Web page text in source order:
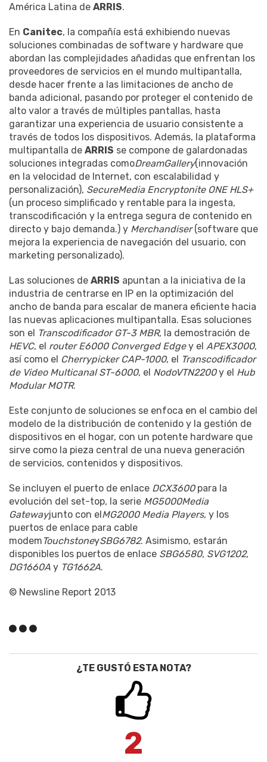
América Latina de ARRIS.
En Canitec, la compañía está exhibiendo nuevas
soluciones combinadas de software y hardware que
abordan las complejidades añadidas que enfrentan los
proveedores de servicios en el mundo multipantalla,
desde hacer frente a las limitaciones de ancho de
banda adicional, pasando por proteger el contenido de
alto valor a través de múltiples pantallas, hasta
garantizar una experiencia de usuario consistente a
través de todos los dispositivos. Además, la plataforma
multipantalla de ARRIS se compone de galardonadas
soluciones integradas comoDreamGallery(innovación
en la velocidad de Internet, con escalabilidad y
personalización), SecureMedia Encryptonite ONE HLS+
(un proceso simplificado y rentable para la ingesta,
transcodificación y la entrega segura de contenido en
directo y bajo demanda.) y Merchandiser(software que
mejora la experiencia de navegación del usuario, con
marketing personalizado).
Las soluciones de ARRIS apuntan a la iniciativa de la
industria de centrarse en IP en la optimización del
ancho de banda para escalar de manera eficiente hacia
las nuevas aplicaciones multipantalla. Esas soluciones
son el Transcodificador GT-3 MBR, la demostración de
HEVC, el router E6000 Converged Edgey el APEX3000,
así como el Cherrypicker CAP-1000, el Transcodificador
de Video Multicanal ST-6000, el NodoVTN2200y el Hub
Modular MOTR.
Este conjunto de soluciones se enfoca en el cambio del
modelo de la distribución de contenido y la gestión de
dispositivos en el hogar, con un potente hardware que
sirve como la pieza central de una nueva generación
de servicios, contenidos y dispositivos.
Se incluyen el puerto de enlace DCX3600para la
evolución del set-top, la serie MG5000Media
Gatewayjunto con elMG2000 Media Players, y los
puertos de enlace para cable
modem TouchstoneySBG6782. Asimismo, estarán
disponibles los puertos de enlace SBG6580, SVG1202,
DG1660A y TG1662A.
© Newsline Report 2013
¿TE GUSTÓ ESTA NOTA?
2